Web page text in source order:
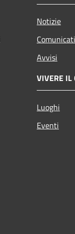
Notizie
Comunicati
Avvisi
VIVERE IL
Luoghi
Eventi